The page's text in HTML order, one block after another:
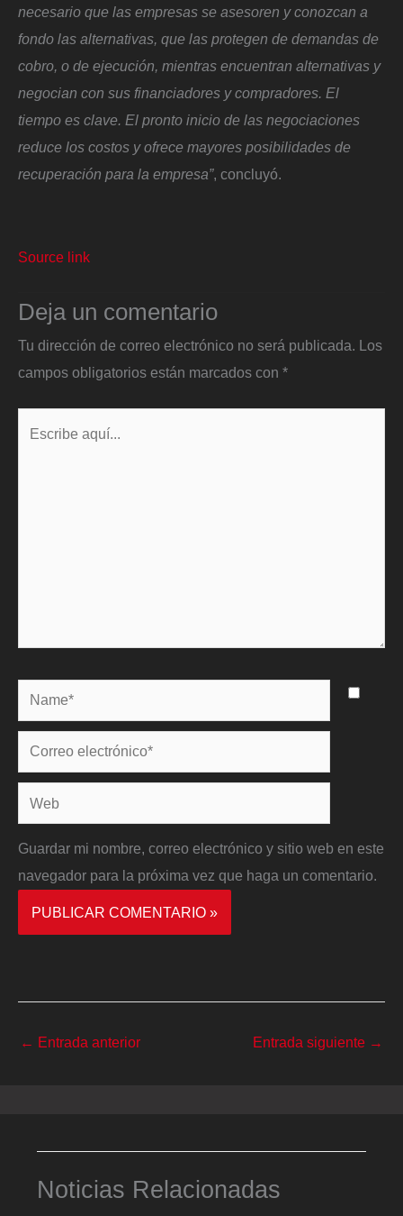
necesario que las empresas se asesoren y conozcan a
fondo las alternativas, que las protegen de demandas de
cobro, o de ejecución, mientras encuentran alternativas y
negocian con sus financiadores y compradores. El
tiempo es clave. El pronto inicio de las negociaciones
reduce los costos y ofrece mayores posibilidades de
recuperación para la empresa”, concluyó.
Source link
Deja un comentario
Tu dirección de correo electrónico no será publicada. Los
campos obligatorios están marcados con *
Name*
Correo
electrónico*
Web
Guardar mi nombre, correo electrónico y sitio web en este
navegador para la próxima vez que haga un comentario.
← Entrada anterior Entrada siguiente →
Noticias Relacionadas